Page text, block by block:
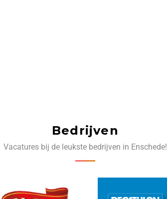
Bedrijven
Vacatures bij de leukste bedrijven in Enschede!